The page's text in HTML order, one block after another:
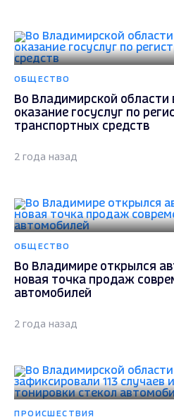
ОБЩЕСТВО
Во Владимирской области
оказание госуслуг по
транспортных средств
2 года назад
ОБЩЕСТВО
Во Владимире открылся
новая точка продаж
автомобилей
2 года назад
ПРОИСШЕСТВИЯ